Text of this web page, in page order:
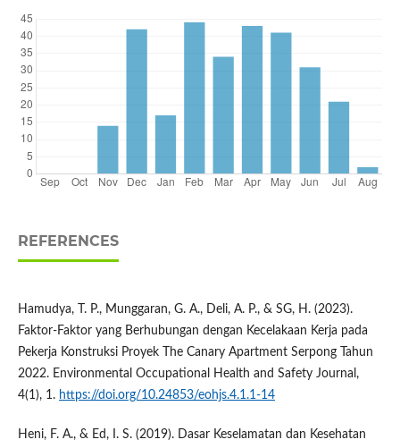
REFERENCES
Hamudya, T. P., Munggaran, G. A., Deli, A. P., & SG, H. (2023).
Faktor-Faktor yang Berhubungan dengan Kecelakaan Kerja pada
Pekerja Konstruksi Proyek The Canary Apartment Serpong Tahun
2022. Environmental Occupational Health and Safety Journal,
4(1), 1. https://doi.org/10.24853/eohjs.4.1.1-14
Heni, F. A., & Ed, I. S. (2019). Dasar Keselamatan dan Kesehatan